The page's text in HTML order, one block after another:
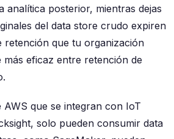
analítica posterior, mientras dejas
del data store crudo expiren
retención que tu organización
eficaz entre retención de
AWS que se integran con IoT
solo pueden consumir data